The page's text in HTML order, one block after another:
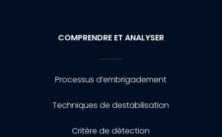
COMPRENDRE ET ANALYSER
Processus d’embrigadement
Techniques de destabilisation
Critère de détection